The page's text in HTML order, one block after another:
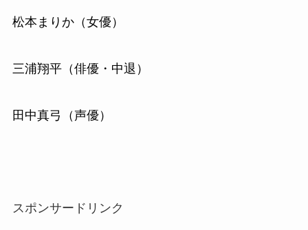
松本まりか（女優）
三浦翔平（俳優・中退）
田中真弓（声優）
スポンサードリンク